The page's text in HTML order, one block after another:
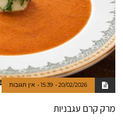
20/02/2026
15:39 אין תגובות
מרק קרם עגבניות